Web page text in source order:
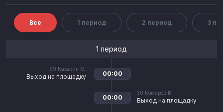
Все 1 период 2 период 3
1 период
99 Казарин М.
Выход на площадку 00:00
30 Комаров В.
Выход на площадку
00:00